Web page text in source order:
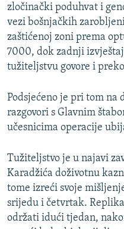
zločinački poduhvat i
vezi bošnjačkih
zaštićenoj zoni prema
7000, dok zadnji
tužiteljstvu govore i
Podsjećeno je pri tom na
razgovori s Glavnim
učesnicima operacije
Tužiteljstvo je u najavi
Karadžića doživotnu
tome izreći svoje
srijedu i četvrtak.
održati idući tjedan,